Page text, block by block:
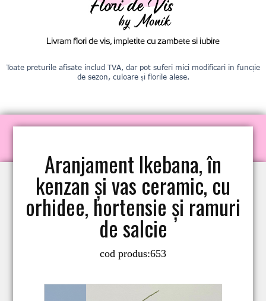
Livram flori de vis, impletite cu zambete si iubire
Toate preturile afisate includ TVA, dar pot suferi mici modificari in funcție
de sezon, culoare și florile alese.
Aranjament Ikebana, în
kenzan și vas ceramic, cu
orhidee, hortensie și ramuri
de salcie
cod produs:653